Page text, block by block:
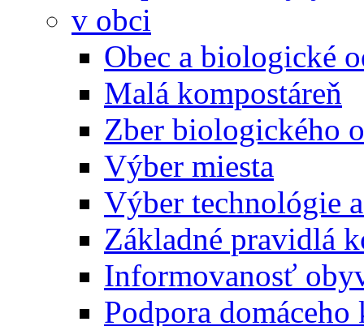
v obci
Obec a biologické
Malá kompostáreň
Zber biologického
Výber miesta
Výber technológie
Základné pravidlá
Informovanosť
Podpora